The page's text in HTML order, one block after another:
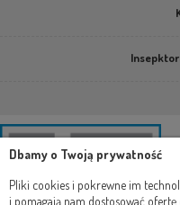
Dbamy o Twoją prywatność
Pliki cookies i pokrewne im
i pomagają nam dostosować